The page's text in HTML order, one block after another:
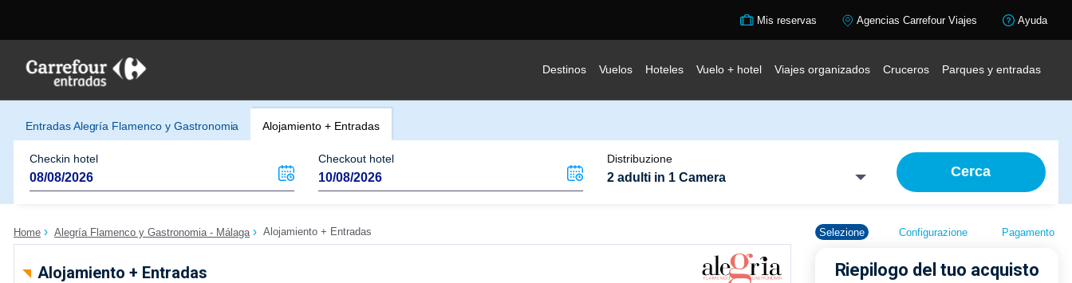
Mis reservas Agencias Carrefour Viajes Ayuda
Destinos Vuelos Hoteles Vuelo + hotel Viajes organizados Cruceros Parques y entradas
Entradas Alegría Flamenco y Gastronomia Alojamiento + Entradas
Checkin hotel Checkout hotel Distribuzione
2 adulti in 1 Camera Cerca
Home Alegría Flamenco y Gastronomia - Málaga Alojamiento + Entradas
Alojamiento + Entradas
Selezione Configurazione Pagamento
Riepilogo del tuo acquisto